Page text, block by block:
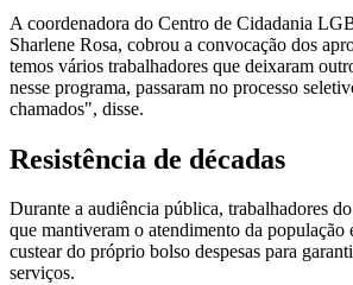
A coordenadora do Centro de Cidadania
Sharlene Rosa, cobrou a convocação dos
temos vários trabalhadores que deixaram
nesse programa, passaram no processo
chamados", disse.
Resistência de décadas
Durante a audiência pública, trabalhadores
que mantiveram o atendimento da população
custear do próprio bolso despesas para
serviços.